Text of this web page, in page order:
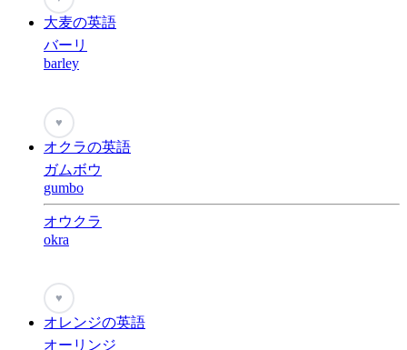
大麦の英語
バーリ
barley
♥
オクラの英語
ガムボウ
gumbo
オウクラ
okra
♥
オレンジの英語
オーリンジ